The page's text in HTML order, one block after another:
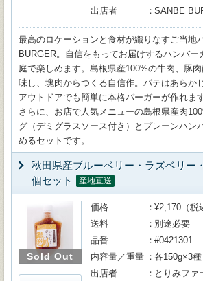
出店者
SANBE
最高のロケーションと食材が織りなすご当地
BURGER。自信をもってお届けするハンバー
庭で楽しめます。島根県産100%の牛肉、豚
味し、塊肉からつくる自信作。パテはあらか
アウトドアでも簡単に本格バーガーが作れます
さらに、お店で人気メニューの島根県産肉
グ（デミグラスソース付き）とプレーンハン
めるセットです。
秋田県産ブルーベリー・ラズベリー
個セット
産地直送
Sold Out
価格
¥2,170（税
送料
別途必要
品番
#0421301
内容量／重量
各150g×3種
出店者
とりみファ